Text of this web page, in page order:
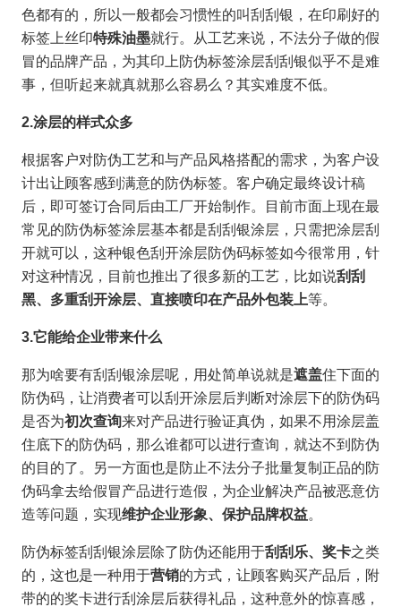
色都有的，所以一般都会习惯性的叫刮刮银，在印刷好的
标签上丝印特殊油墨就行。从工艺来说，不法分子做的假
冒的品牌产品，为其印上防伪标签涂层刮刮银似乎不是难
事，但听起来就真就那么容易么？其实难度不低。
2.涂层的样式众多
根据客户对防伪工艺和与产品风格搭配的需求，为客户设
计出让顾客感到满意的防伪标签。客户确定最终设计稿
后，即可签订合同后由工厂开始制作。目前市面上现在最
常见的防伪标签涂层基本都是刮刮银涂层，只需把涂层刮
开就可以，这种银色刮开涂层防伪码标签如今很常用，针
对这种情况，目前也推出了很多新的工艺，比如说刮刮
黑、多重刮开涂层、直接喷印在产品外包装上等。
3.它能给企业带来什么
那为啥要有刮刮银涂层呢，用处简单说就是遮盖住下面的
防伪码，让消费者可以刮开涂层后判断对涂层下的防伪码
是否为初次查询来对产品进行验证真伪，如果不用涂层盖
住底下的防伪码，那么谁都可以进行查询，就达不到防伪
的目的了。另一方面也是防止不法分子批量复制正品的防
伪码拿去给假冒产品进行造假，为企业解决产品被恶意仿
造等问题，实现维护企业形象、保护品牌权益。
防伪标签刮刮银涂层除了防伪还能用于刮刮乐、奖卡之类
的，这也是一种用于营销的方式，让顾客购买产品后，附
带的的奖卡进行刮涂层后获得礼品，这种意外的惊喜感，